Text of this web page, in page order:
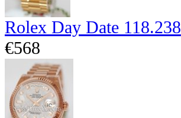
Rolex Day Date 118.238
€568